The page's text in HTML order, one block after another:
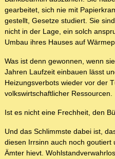
gearbeitet, sich nie mit
gestellt, Gesetze studiert. Sie
nicht in der Lage, ein solch
Umbau ihres Hauses auf
Was ist denn gewonnen, wenn
Jahren Laufzeit einbauen lässt
Heizungsverbots wieder vor der
volkswirtschaftlicher Ressourcen.
Ist es nicht eine Frechheit, den
Und das Schlimmste dabei ist,
diesen Irrsinn auch noch goutiert
Ämter hievt.